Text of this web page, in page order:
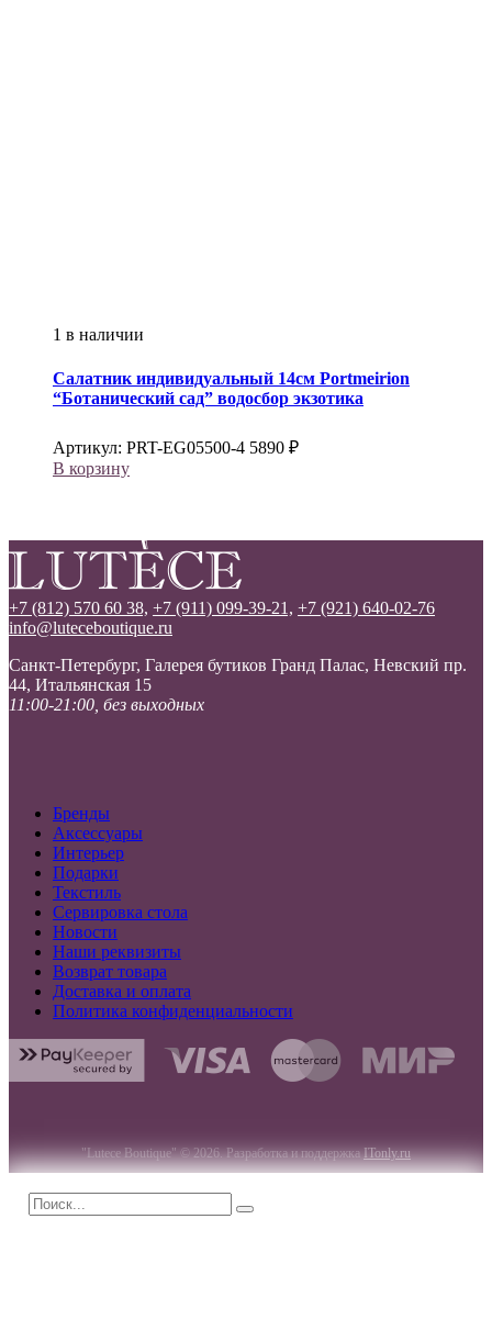
1 в наличии
Салатник индивидуальный 14см Portmeirion
“Ботанический сад” водосбор экзотика
Артикул: PRT-EG05500-4 5890 ₽
В корзину
+7 (812) 570 60 38, +7 (911) 099-39-21, +7 (921) 640-02-76
info@luteceboutique.ru
Санкт-Петербург, Галерея бутиков Гранд Палас, Невский пр.
44, Итальянская 15
11:00-21:00, без выходных
Бренды
Аксессуары
Интерьер
Подарки
Текстиль
Сервировка стола
Новости
Наши реквизиты
Возврат товара
Доставка и оплата
Политика конфиденциальности
"Lutece Boutique" © 2026. Разработка и поддержкаITonly.ru